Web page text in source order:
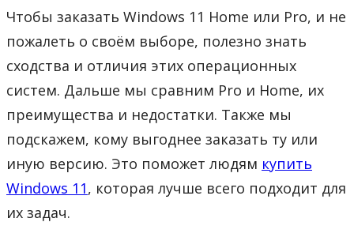
Чтобы заказать Windows 11 Home или Pro, и не
пожалеть о своём выборе, полезно знать
сходства и отличия этих операционных
систем. Дальше мы сравним Pro и Home, их
преимущества и недостатки. Также мы
подскажем, кому выгоднее заказать ту или
иную версию. Это поможет людям купить
Windows 11, которая лучше всего подходит для
их задач.